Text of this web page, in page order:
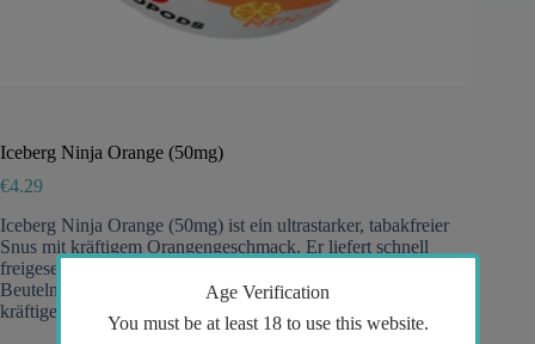
Iceberg Ninja Orange (50mg)
€4.29
Iceberg Ninja Orange (50mg) ist ein ultrastarker, tabakfreier
Snus mit kräftigem Orangengeschmack. Er liefert schnell
freigesetztes 50mg Nikotin in diskreten, lang anhaltenden
Beuteln für erfahrene Konsumenten, die sich nach einem
kräftigen Zitruskick und ganztägiger Frische sehnen.
Age Verification
You must be at least 18 to use this website.